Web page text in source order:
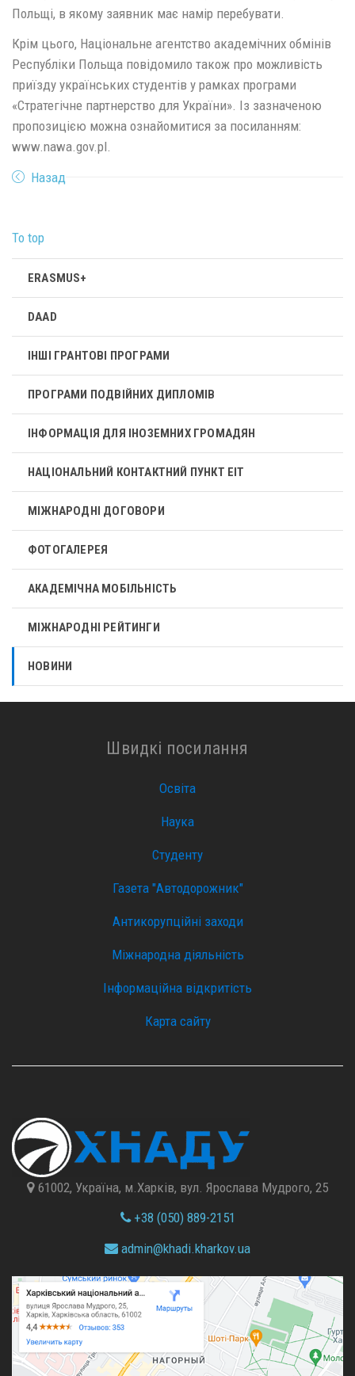
Польщі, в якому заявник має намір перебувати.
Крім цього, Національне агентство академічних обмінів
Республіки Польща повідомило також про можливість
приїзду українських студентів у рамках програми
«Стратегічне партнерство для України». Із зазначеною
пропозицією можна ознайомитися за посиланням:
www.nawa.gov.pl.
Назад
To top
ERASMUS+
DAAD
ІНШІ ГРАНТОВІ ПРОГРАМИ
ПРОГРАМИ ПОДВІЙНИХ ДИПЛОМІВ
ІНФОРМАЦІЯ ДЛЯ ІНОЗЕМНИХ ГРОМАДЯН
НАЦІОНАЛЬНИЙ КОНТАКТНИЙ ПУНКТ ЕІТ
МІЖНАРОДНІ ДОГОВОРИ
ФОТОГАЛЕРЕЯ
АКАДЕМІЧНА МОБІЛЬНІСТЬ
МІЖНАРОДНІ РЕЙТИНГИ
НОВИНИ
Швидкі посилання
Освіта
Наука
Студенту
Газета "Автодорожник"
Антикорупційні заходи
Міжнародна діяльність
Інформаційна відкритість
Карта сайту
61002, Україна, м.Харків, вул. Ярослава Мудрого, 25
+38 (050) 889-2151
admin@khadi.kharkov.ua